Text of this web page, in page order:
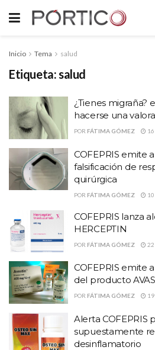
Inicio Tema salud
Etiqueta:salud
¿Tienes migraña?
hacerse una
POR FÁTIMA GÓMEZ
COFEPRIS emite
falsificación de
quirúrgica
POR FÁTIMA GÓMEZ
COFEPRIS lanza
HERCEPTIN
POR FÁTIMA GÓMEZ 22
COFEPRIS emite
del producto
POR FÁTIMA GÓMEZ
Alerta COFEPRIS
supuestamente
desinflamatorio